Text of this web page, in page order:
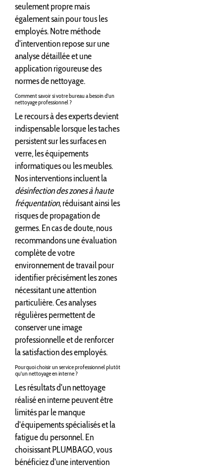
seulement propre mais
également sain pour tous les
employés. Notre méthode
d'intervention repose sur une
analyse détaillée et une
application rigoureuse des
normes de nettoyage.
Comment savoir si votre bureau a besoin d'un
nettoyage professionnel ?
Le recours à des experts devient
indispensable lorsque les taches
persistent sur les surfaces en
verre, les équipements
informatiques ou les meubles.
Nos interventions incluent la
désinfection des zones à haute
fréquentation, réduisant ainsi les
risques de propagation de
germes. En cas de doute, nous
recommandons une évaluation
complète de votre
environnement de travail pour
identifier précisément les zones
nécessitant une attention
particulière. Ces analyses
régulières permettent de
conserver une image
professionnelle et de renforcer
la satisfaction des employés.
Pourquoi choisir un service professionnel plutôt
qu'un nettoyage en interne ?
Les résultats d'un nettoyage
réalisé en interne peuvent être
limités par le manque
d'équipements spécialisés et la
fatigue du personnel. En
choisissant PLUMBAGO, vous
bénéficiez d'une intervention